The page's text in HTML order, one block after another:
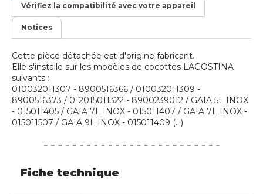
Vérifiez la compatibilité avec votre appareil
Notices
Cette pièce détachée est d'origine fabricant.
Elle s'installe sur les modèles de cocottes LAGOSTINA
suivants :
010032011307 - 8900516366 / 010032011309 -
8900516373 / 012015011322 - 8900239012 / GAIA 5L INOX
- 015011405 / GAIA 7L INOX - 015011407 / GAIA 7L INOX -
015011507 / GAIA 9L INOX - 015011409 (...)
Fiche technique